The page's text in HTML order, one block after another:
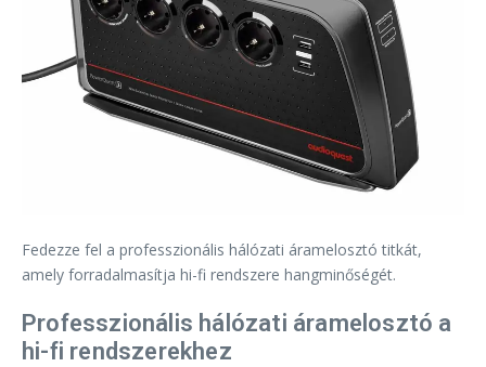
Fedezze fel a professzionális hálózati áramelosztó titkát,
amely forradalmasítja hi-fi rendszere hangminőségét.
Professzionális hálózati áramelosztó a
hi-fi rendszerekhez